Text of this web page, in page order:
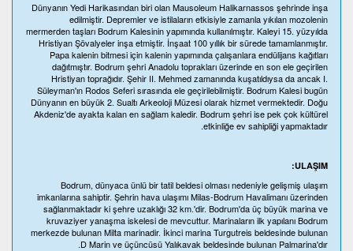
Dünyanın Yedi Harikasından biri olan Mausoleum Halikarnassos şehrinde inşa
edilmiştir. Depremler ve istilaların etkisiyle zamanla yıkılan mozolenin
mermerden taşları Bodrum Kalesinin yapımında kullanılmıştır. Kaleyi 15. yüzyılda
Hristiyan Şövalyeler inşa etmiştir. İnşaat 100 yıllık bir sürede tamamlanmıştır.
Papa kalenin bitmesi için kalenin yapımında çalışanlara endülijans kağıtları
dağıtmıştır. Bodrum şehri Anadolu toprakları üzerinde en son ele geçirilen
Hristiyan toprağıdır. Şehir II. Mehmed zamanında kuşatıldıysa da ancak I.
Süleyman'ın Rodos Seferi sırasında ele geçirilebilmiştir. Bodrum Kalesi bugün
Dünyanın en büyük 2. Sualtı Arkeoloji Müzesi olarak hizmet vermektedir. Doğu
Akdeniz'de ayakta kalan en sağlam kaledir. Bodrum şehri ise pek çok kültürel
etkinliğe ev sahipliği yapmaktadır.
ULAŞIM:
Bodrum, dünyaca ünlü bir tatil beldesi olması nedeniyle gelişmiş ulaşım
imkanlarına sahiptir. Şehrin hava ulaşımı Milas-Bodrum Havalimanı üzerinden
sağlanmaktadır ki şehre uzaklığı 32 km.'dir. Bodrum'da üç büyük marina ve
kruvaziyer yanaşma iskelesi de mevcuttur. Marinaların ilk yapılanı Bodrum
merkezde bulunan Milta marinadir. İkinci marina Turgutreis beldesinde bulunan
D Marin ve üçüncüsü Yalıkavak beldesinde bulunan Palmarina'dır.